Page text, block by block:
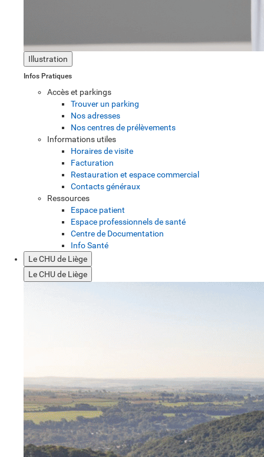
Illustration
Infos Pratiques
Accès et parkings
Trouver un parking
Nos adresses
Nos centres de prélèvements
Informations utiles
Horaires de visite
Facturation
Restauration et espace commercial
Contacts généraux
Ressources
Espace patient
Espace professionnels de santé
Centre de Documentation
Info Santé
Le CHU de Liège
Le CHU de Liège